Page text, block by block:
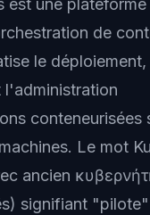
est une
de
le déploiement,
l'administration
conteneurisées
Le mot
ancien
signifiant